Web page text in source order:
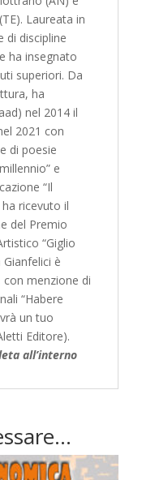
Laureata in
di discipline
ha insegnato
superiori. Da
ha
nel 2014 il
2021 con
di poesie
e
“Il
ricevuto il
del Premio
“Giglio
Gianfelici è
menzione di
“Habere
un tuo
Editore).
all’interno